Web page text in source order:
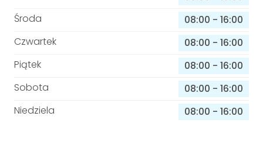
Środa
08:00 - 16:00
Czwartek
08:00 - 16:00
Piątek
08:00 - 16:00
Sobota
08:00 - 16:00
Niedziela
08:00 - 16:00